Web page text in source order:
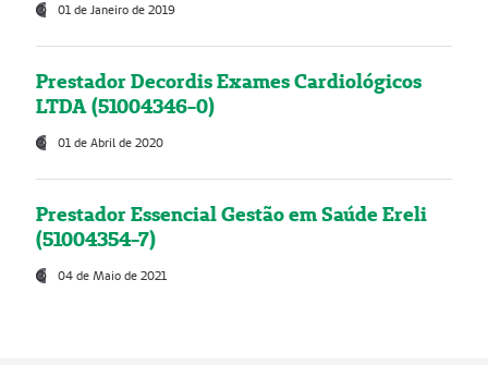
01 de Janeiro de 2019
Prestador Decordis Exames Cardiológicos
LTDA (51004346-0)
01 de Abril de 2020
Prestador Essencial Gestão em Saúde Ereli
(51004354-7)
04 de Maio de 2021